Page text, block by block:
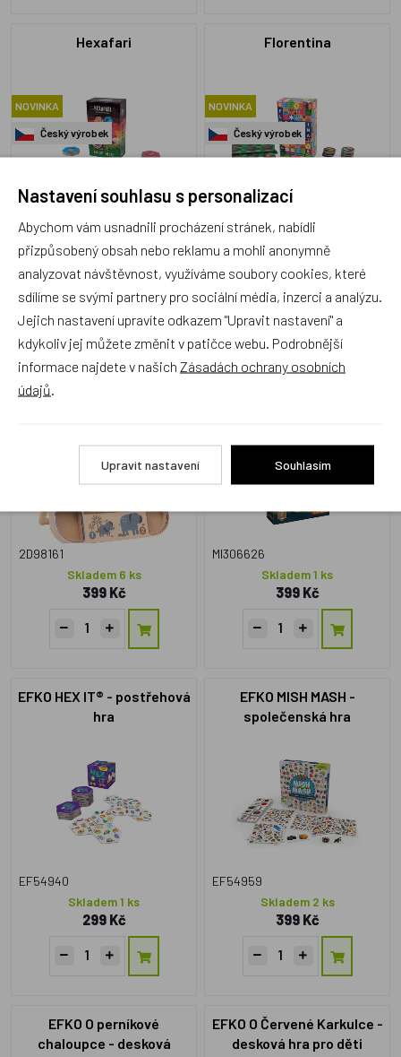
Hexafari
NOVINKA
Český výrobek
DB52026
Skladem 4 ks
249 Kč
Florentina
NOVINKA
Český výrobek
DB52022
Skladem 6 ks
2Kids Toys Dřevěná hra
2D98161
Skladem 6 ks
399 Kč
Carcassonne 7. rozšíření
MI306626
Skladem 1 ks
399 Kč
EFKO HEX IT® - postřehová
hra
EF54940
Skladem 1 ks
299 Kč
EFKO MISH MASH -
společenská hra
EF54959
Skladem 2 ks
399 Kč
EFKO O perníkové
chaloupce - desková
EFKO O Červené Karkulce -
desková hra pro děti
Nastavení souhlasu s personalizací
Abychom vám usnadnili procházení stránek, nabídli
přizpůsobený obsah nebo reklamu a mohli anonymně
analyzovat návštěvnost, využíváme soubory cookies, které
sdílíme se svými partnery pro sociální média, inzerci a analýzu.
Jejich nastavení upravíte odkazem "Upravit nastavení" a
kdykoliv jej můžete změnit v patičce webu. Podrobnější
informace najdete v našich Zásadách ochrany osobních
údajů
Upravit nastavení Souhlasím